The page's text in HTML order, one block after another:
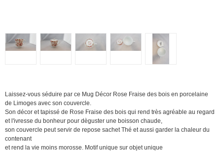
Laissez-vous séduire par ce Mug Décor Rose Fraise des bois en porcelaine
de Limoges avec son couvercle.
Son décor et tapissé de Rose Fraise des bois qui rend très agréable au regard
et l'ivresse du bonheur pour dèguster une boisson chaude,
son couvercle peut servir de repose sachet Thé et aussi garder la chaleur du
contenant
et rend la vie moins morosse. Motif unique sur objet unique